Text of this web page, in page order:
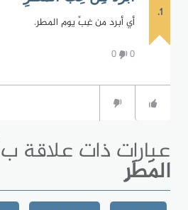
1.
أي أبرد من غِبِّ يوم المطر.
0
0
عبارات ذات علاقة
المَطَرِ